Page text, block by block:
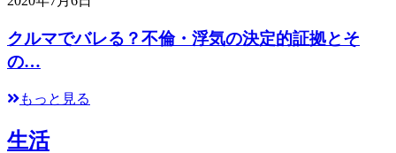
クルマでバレる？不倫・浮気の決定的証拠とそ
の…
もっと見る
生活